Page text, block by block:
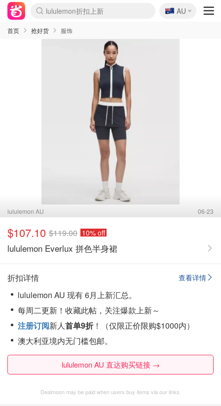
lululemon折扣上新
Sasa美妆护肤3.5折
SSENSE年中3折
FreshBeauty好价汇总
Cettire降价+叠9折
Farfetch折上8折
WWS Coles超市实拍
viagogo二手票捡漏
Myer清仓1折起
The Outnet奢牌1折起
David Jones 3折起
Flannels大牌1折
Perfumes Club护肤1折
AMIRO返校季6.2折
Oweek抽奖送Airpods
Amazon折扣汇总
eToro入金$200送$50
Amazon数码好物
ICONIC本周7.5折
ThedoubleF高奢地板价
Moose Knuckles 6折
丝芙兰5折起
EUFY官网3.7折起
Selenichast首饰2折
Trip机票酒店促销
YSL送5件彩妆礼
Amazon家居好物
BIGBANG巡演开票
David Jones时尚3折
Amazon美妆护肤
雅漾大喷$8
过敏原检测盒$33
伊索独家赠50ml沐浴露
科颜氏清仓3折
SEALIFE海洋馆门票6折
丝塔芙大白罐$16
订阅Newsletter送香薰
Cult Beauty 6.8折
Harrods圣诞日历2.3折
LN-CC奢牌私促3折
d'Alba空姐喷雾$16
EVE LOM套装逆天2折
Bernardelli独家4折
Adore Beauty 6折起
CT圣诞日历
Mytheresa奢品2.7折
Luxury Escapes 9折
Currentbody美容仪9折
卡诗9折+赠4件礼
MOON Garden Live
ALLSAINTS美衣3折
Roborock扫地机3.7折
Tingo Life水杯$24
Valentino官网5折
CR洗发护发6.3折
🇦🇺
AU
首页 抢好货 服饰
lululemon AU 06-23
$107.10 $119.00 10% off
lululemon Everlux 拼色半身裙
查看详情
折扣详情
lululemon AU 现有 6月上新汇总。
每周二更新！ 收藏此帖，关注爆款上新～
注册订阅新人首单9折 ！（仅限正价限购$1000内）
澳大利亚境内无门槛包邮。
lululemon AU 直达购买链接 →
Dealmoon may be paid when users buy items via our links.